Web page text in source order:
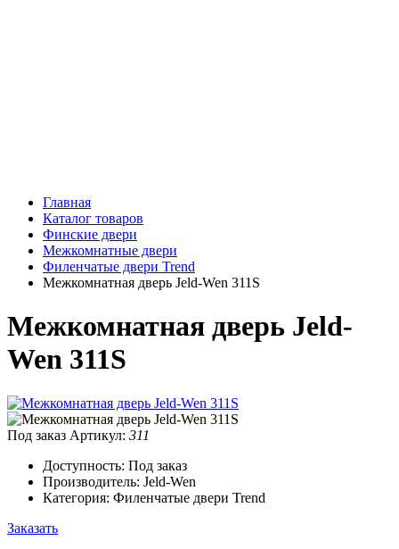
Главная
Каталог товаров
Финские двери
Межкомнатные двери
Филенчатые двери Trend
Межкомнатная дверь Jeld-Wen 311S
Межкомнатная дверь Jeld-
Wen 311S
Под заказ Артикул: 311
Доступность: Под заказ
Производитель: Jeld-Wen
Категория: Филенчатые двери Trend
Заказать